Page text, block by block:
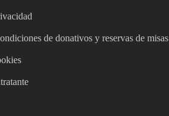
de donativos y reservas de misas